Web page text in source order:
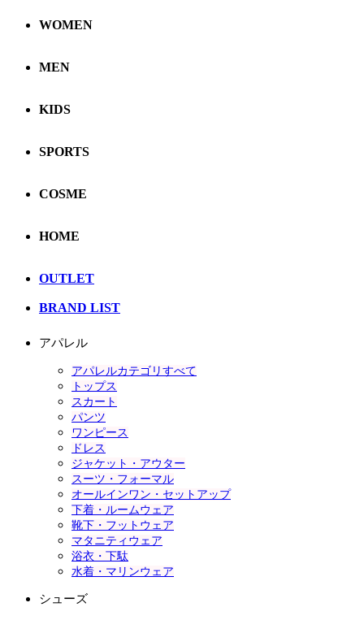
WOMEN
MEN
KIDS
SPORTS
COSME
HOME
OUTLET
BRAND LIST
アパレル
アパレルカテゴリすべて
トップス
スカート
パンツ
ワンピース
ドレス
ジャケット・アウター
スーツ・フォーマル
オールインワン・セットアップ
下着・ルームウェア
靴下・フットウェア
マタニティウェア
浴衣・下駄
水着・マリンウェア
シューズ